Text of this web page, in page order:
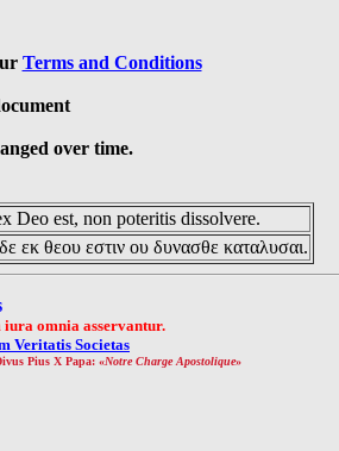
Terms and Conditions
over time.
Deo est, non poteritis dissolvere.
εκ θεου εστιν ου δυνασθε καταλυσαι.
omnia asservantur.
Veritatis Societas
Pius X Papa: «Notre Charge Apostolique»